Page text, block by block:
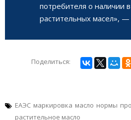
потребителя о наличии
растительных масел», —
Поделиться:
ЕАЭС маркировка масло нормы
растительное масло